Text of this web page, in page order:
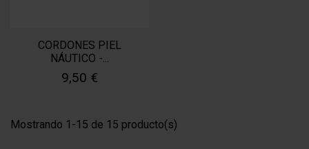
CORDONES PIEL
NÁUTICO -...
9,50 €
Mostrando 1-15 de 15 producto(s)